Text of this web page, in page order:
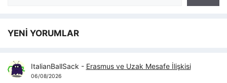
YENİ YORUMLAR
ItalianBallSack - Erasmus ve Uzak Mesafe İlişkisi
06/08/2026